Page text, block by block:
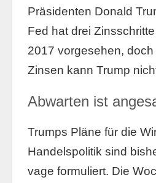
Präsidenten Donald
Fed hat drei
2017 vorgesehen,
Zinsen kann Trump
Abwarten ist
Trumps Pläne für die
Handelspolitik sind
vage formuliert. Die